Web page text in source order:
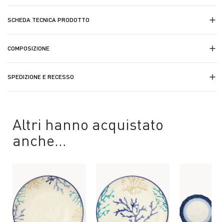
SCHEDA TECNICA PRODOTTO
COMPOSIZIONE
SPEDIZIONE E RECESSO
Altri hanno acquistato
anche…